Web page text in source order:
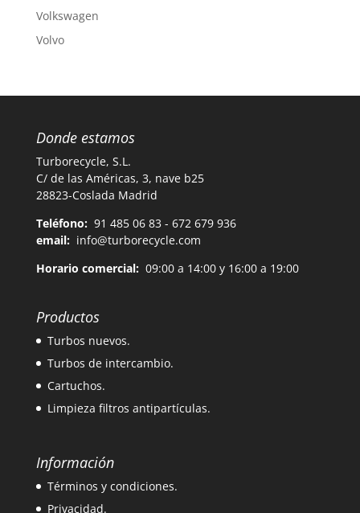
Volkswagen
Volvo
Donde estamos
Turborecycle, S.L.
C/ de las Américas, 3, nave b25
28823-Coslada Madrid
Teléfono: 91 485 06 83 - 672 679 936
email: info@turborecycle.com
Horario comercial:09:00 a 14:00 y 16:00 a 19:00
Productos
Turbos nuevos.
Turbos de intercambio.
Cartuchos.
Limpieza filtros antipartículas.
Información
Términos y condiciones.
Privacidad.